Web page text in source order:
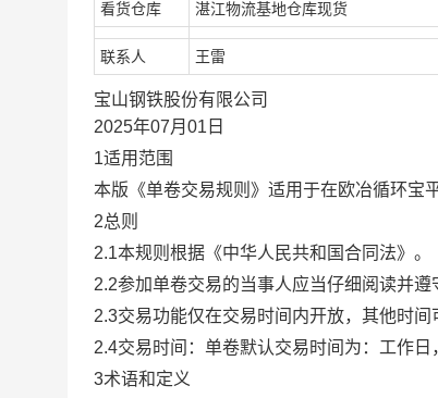
看货仓库 湛江物流基地仓库现货
联系人 王雷
宝山钢铁股份有限公司
2025年07月01日
1适用范围
本版《单卷交易规则》适用于在欧冶循环宝
2总则
2.1本规则根据《中华人民共和国合同法》。
2.2参加单卷交易的当事人应当仔细阅读并
2.3交易功能仅在交易时间内开放，其他时间
2.4交易时间：单卷默认交易时间为：工作
3术语和定义